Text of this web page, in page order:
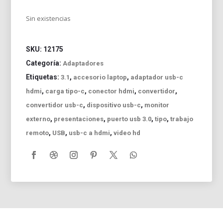
Sin existencias
SKU: 12175
Categoría:Adaptadores
Etiquetas:3.1 , accesorio laptop, adaptador usb-c
hdmi, carga tipo-c, conector hdmi, convertidor,
convertidor usb-c, dispositivo usb-c, monitor
externo, presentaciones, puerto usb 3.0,tipo,trabajo
remoto, USB, usb-c a hdmi,video hd